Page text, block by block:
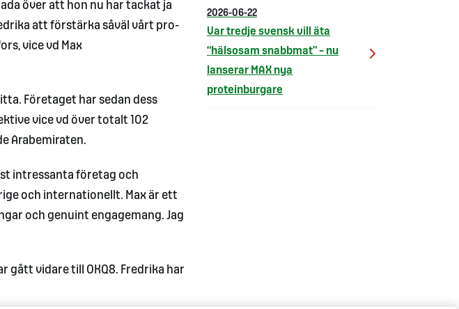
över att hon nu har tackat ja
att förstärka såväl vårt pro-
vice vd Max
Företaget har sedan dess
vice vd över totalt 102
Arabemiraten.
intressanta företag och
och internationellt. Max är ett
och genuint engagemang. Jag
gått vidare till OKQ8. Fredrika har
2026-06-22
Var tredje svensk vill äta
“hälsosam snabbmat” – nu
lanserar MAX nya
proteinburgare